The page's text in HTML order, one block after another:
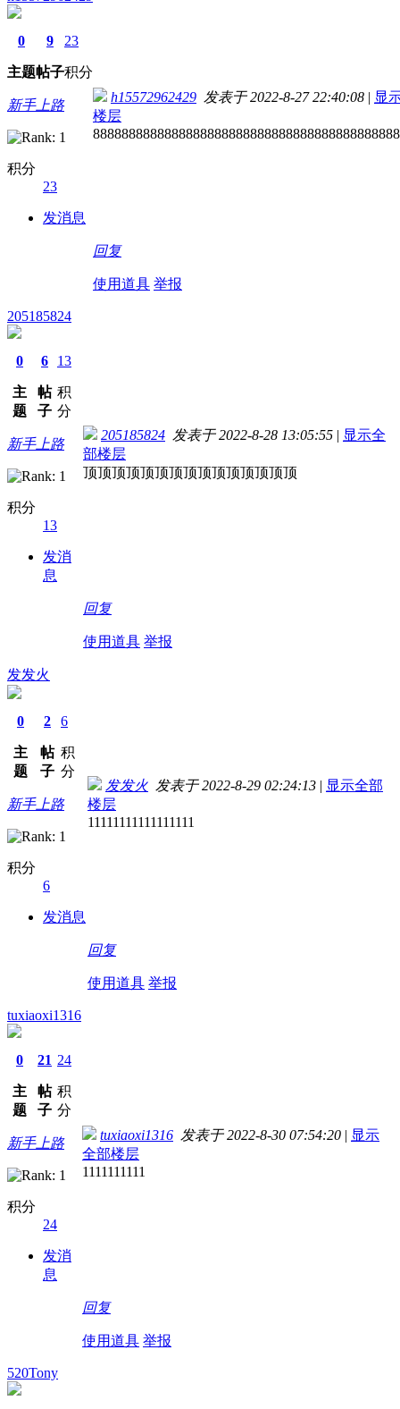
0
主题
9
帖子
23
积分
新手上路
积分
23
发消息
h15572962429 发表于 2022-8-27 22:40:08 | 显
楼层
回复
使用道具 举报
205185824
0
主
题
6
帖
子
13
积
分
新手上路
积分
13
发消
息
205185824 发表于 2022-8-28 13:05:55 | 显示全
部楼层
顶顶顶顶顶顶顶顶顶顶顶顶顶顶顶
回复
使用道具 举报
发发火
0
主
题
2
帖
子
6
积
分
新手上路
积分
6
发消息
发发火 发表于 2022-8-29 02:24:13 | 显示全部
楼层
11111111111111111
回复
使用道具 举报
tuxiaoxi1316
0
主
题
21
帖
子
24
积
分
新手上路
积分
24
发消
息
tuxiaoxi1316 发表于 2022-8-30 07:54:20 | 显示
全部楼层
1111111111
回复
使用道具 举报
520Tony